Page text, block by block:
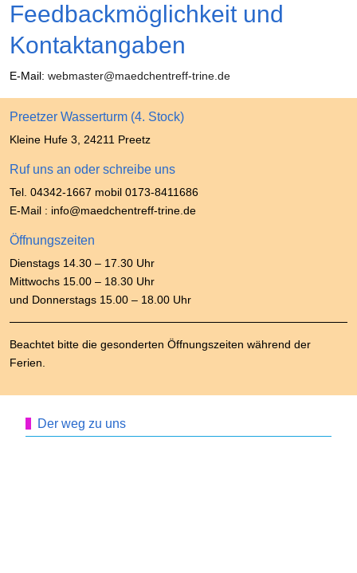
Feedbackmöglichkeit und
Kontaktangaben
E-Mail: webmaster@maedchentreff-trine.de
Preetzer Wasserturm (4. Stock)
Kleine Hufe 3, 24211 Preetz
Ruf uns an oder schreibe uns
Tel. 04342-1667 mobil 0173-8411686
E-Mail : info@maedchentreff-trine.de
Öffnungszeiten
Dienstags 14.30 – 17.30 Uhr
Mittwochs 15.00 – 18.30 Uhr
und Donnerstags 15.00 – 18.00 Uhr
Beachtet bitte die gesonderten Öffnungszeiten während der
Ferien.
Der weg zu uns